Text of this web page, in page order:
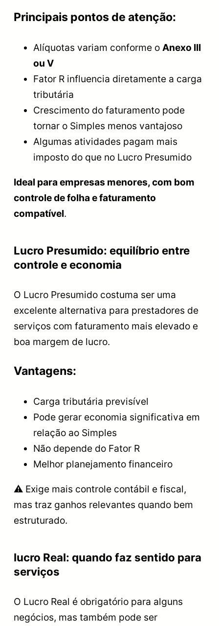
Principais pontos de atenção:
Alíquotas variam conforme o Anexo III
ou V
Fator R influencia diretamente a carga
tributária
Crescimento do faturamento pode
tornar o Simples menos vantajoso
Algumas atividades pagam mais
imposto do que no Lucro Presumido
Ideal para empresas menores, com bom
controle de folha e faturamento
compatível.
Lucro Presumido: equilíbrio entre
controle e economia
O Lucro Presumido costuma ser uma
excelente alternativa para prestadores de
serviços com faturamento mais elevado e
boa margem de lucro.
Vantagens:
Carga tributária previsível
Pode gerar economia significativa em
relação ao Simples
Não depende do Fator R
Melhor planejamento financeiro
⚠️ Exige mais controle contábil e fiscal,
mas traz ganhos relevantes quando bem
estruturado.
lucro Real: quando faz sentido para
serviços
O Lucro Real é obrigatório para alguns
negócios, mas também pode ser